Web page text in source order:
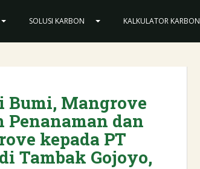
SOLUSI KARBON KALKULATOR KARBON
Bumi, Mangrove
dan
kepada PT
Tambak Gojoyo,